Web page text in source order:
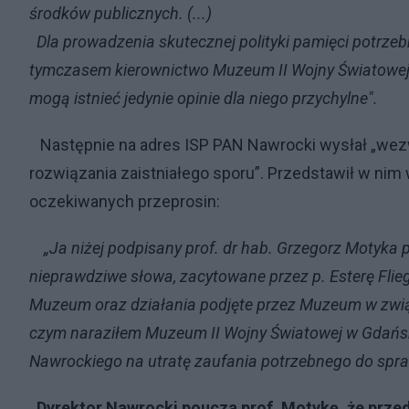
środków publicznych. (...)
Dla prowadzenia skutecznej polityki pamięci
tymczasem kierownictwo Muzeum II Wojny
mogą istnieć jedynie opinie dla niego przychylne".
Następnie na adres ISP PAN Nawrocki wysłał
rozwiązania zaistniałego sporu”. Przedstawił w
oczekiwanych przeprosin:
„Ja niżej podpisany prof. dr hab. Grzegorz Motyka
nieprawdziwe słowa, zacytowane przez p. Esterę
Muzeum oraz działania podjęte przez Muzeum w
czym naraziłem Muzeum II Wojny Światowej w
Nawrockiego na utratę zaufania potrzebnego do